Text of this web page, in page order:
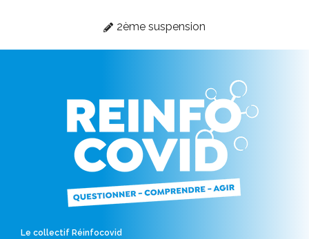
2ème suspension
Le collectif Réinfocovid